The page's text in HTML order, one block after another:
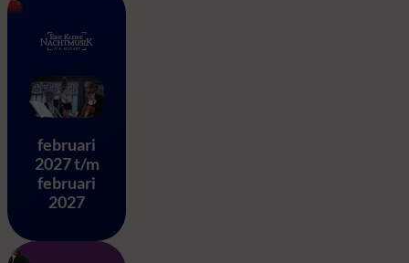
Eine Kleine Nachtmusik –
februari
2027 t/m
februari
2027